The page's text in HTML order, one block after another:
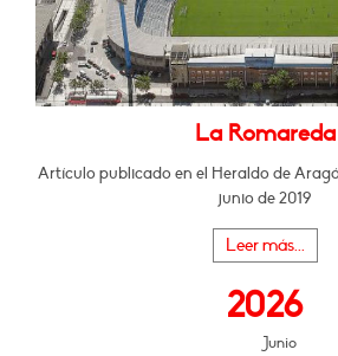
La Romareda
Artículo publicado en el Heraldo de
junio de 2019
Leer más...
2026
Junio